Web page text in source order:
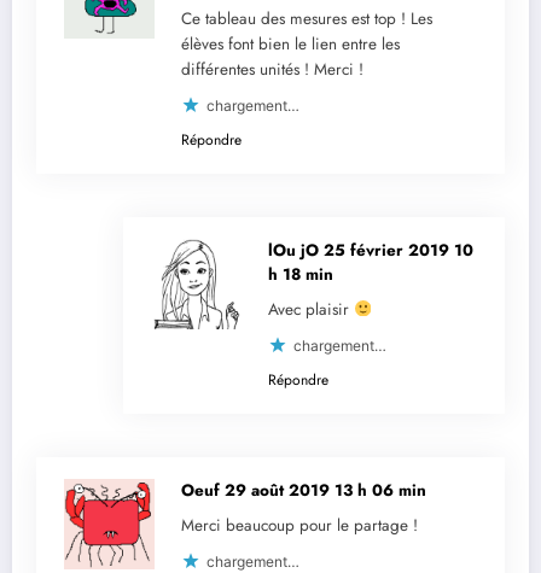
Ce tableau des mesures est top ! Les
élèves font bien le lien entre les
différentes unités ! Merci !
chargement…
Répondre
lOu jO 25 février 2019 10
h 18 min
Avec plaisir
chargement…
Répondre
Oeuf 29 août 2019 13 h 06 min
Merci beaucoup pour le partage !
chargement…